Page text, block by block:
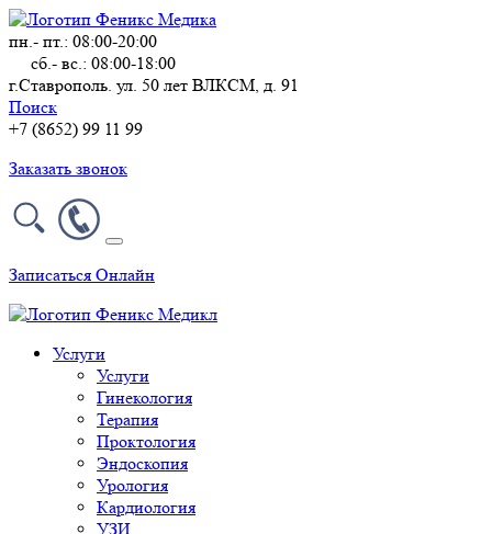
пн.- пт.: 08:00-20:00
сб.- вс.: 08:00-18:00
г.Ставрополь. ул. 50 лет ВЛКСМ, д. 91
Поиск
+7 (8652) 99 11 99
Заказать звонок
Записаться Онлайн
Услуги
Услуги
Гинекология
Терапия
Проктология
Эндоскопия
Урология
Кардиология
УЗИ